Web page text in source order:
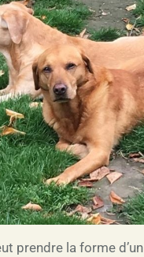
prendre la forme d’un